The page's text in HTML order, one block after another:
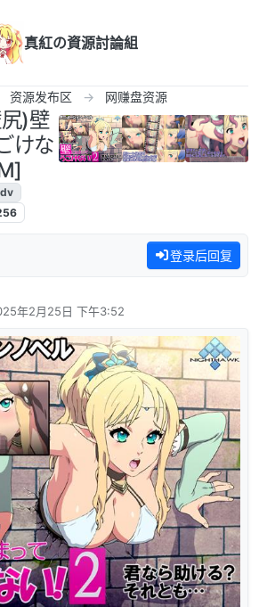
真紅の資源討論組
资源发布区 网赚盘资源
)壁
けな
登录后回复
年2月25日 下午3:52
编辑